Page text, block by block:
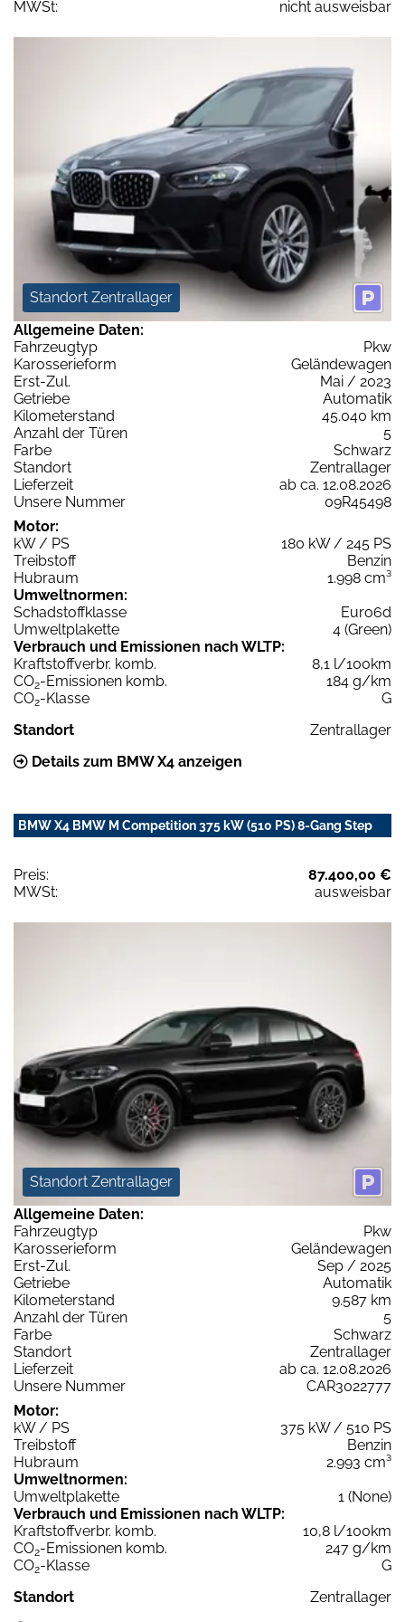
MWSt: nicht ausweisbar
Standort Zentrallager
Allgemeine Daten:
Fahrzeugtyp
Pkw
Karosserieform
Geländewagen
Erst-Zul.
Mai / 2023
Getriebe
Automatik
Kilometerstand
45.040 km
Anzahl der Türen
5
Farbe
Schwarz
Standort
Zentrallager
Lieferzeit
ab ca. 12.08.2026
Unsere Nummer
09R45498
Motor:
kW / PS
180 kW / 245 PS
Treibstoff
Benzin
Hubraum
1.998 cm³
Umweltnormen:
Schadstoffklasse
Euro6d
Umweltplakette
4 (Green)
Verbrauch und Emissionen nach WLTP:
Kraftstoffverbr. komb.
8,1 l/100km
CO2-Emissionen komb.
184 g/km
CO2-Klasse
G
Standort
Zentrallager
Details zum BMW X4 anzeigen
BMW X4 BMW M Competition 375 kW (510 PS) 8-Gang Step
Preis:
87.400,00 €
MWSt:
ausweisbar
Standort Zentrallager
Allgemeine Daten:
Fahrzeugtyp
Pkw
Karosserieform
Geländewagen
Erst-Zul.
Sep / 2025
Getriebe
Automatik
Kilometerstand
9.587 km
Anzahl der Türen
5
Farbe
Schwarz
Standort
Zentrallager
Lieferzeit
ab ca. 12.08.2026
Unsere Nummer
CAR3022777
Motor:
kW / PS
375 kW / 510 PS
Treibstoff
Benzin
Hubraum
2.993 cm³
Umweltnormen:
Umweltplakette
1 (None)
Verbrauch und Emissionen nach WLTP:
Kraftstoffverbr. komb.
10,8 l/100km
CO2-Emissionen komb.
247 g/km
CO2-Klasse
G
Standort
Zentrallager